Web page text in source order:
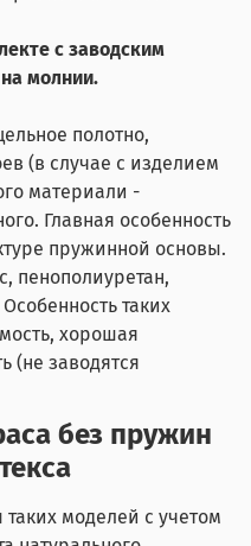
с заводским
молнии.
полотно,
(в случае с изделием
материали -
Главная особенность
пружинной основы.
пенополиуретан,
таких
хорошая
(не заводятся
без пружин
моделей с учетом